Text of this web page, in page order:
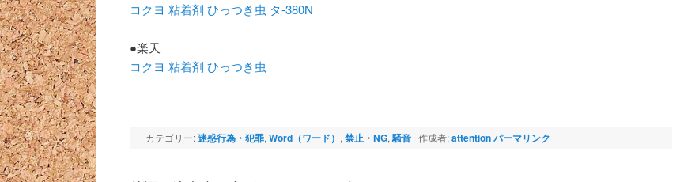
コクヨ 粘着剤 ひっつき虫 タ-380N
●楽天
コクヨ 粘着剤 ひっつき虫
カテゴリー:迷惑行為・犯罪, Word（ワード） , 禁止・NG, 騒音作成者:attentionパーマリンク